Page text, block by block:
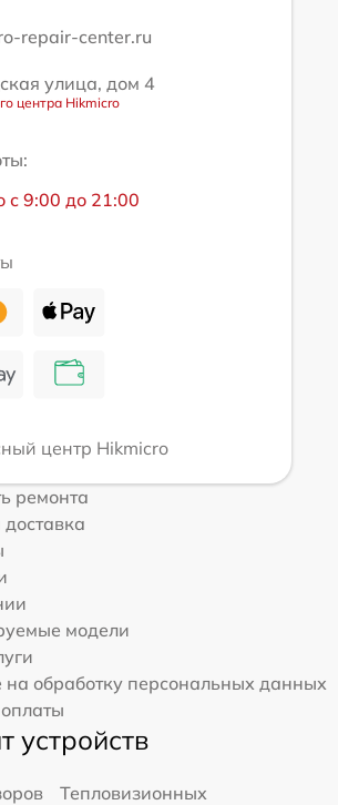
repair-center.ru
улица, дом 4
центра Hikmicro
с 9:00 до 21:00
центр Hikmicro
ремонта
модели
на обработку персональных данных
устройств
Тепловизионных